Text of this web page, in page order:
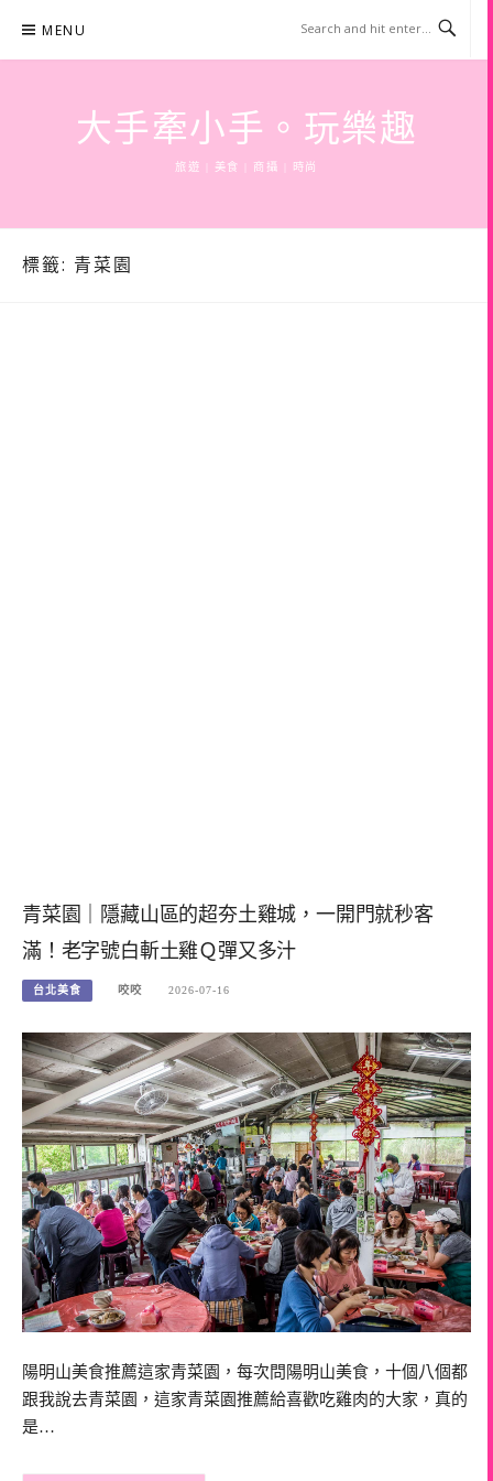
content
MENU
大手牽小手。玩樂趣
旅遊 | 美食 | 商攝 | 時尚
標籤: 青菜園
青菜園｜隱藏山區的超夯土雞城，一開門就秒客
滿！老字號白斬土雞Ｑ彈又多汁
台北美食 咬咬 2026-07-16
陽明山美食推薦這家青菜園，每次問陽明山美食，十個八個都
跟我說去青菜園，這家青菜園推薦給喜歡吃雞肉的大家，真的
是…